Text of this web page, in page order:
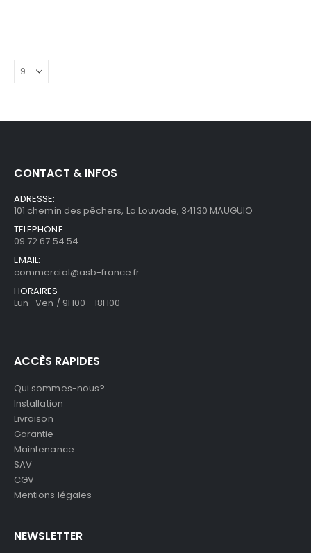
CONTACT & INFOS
ADRESSE:
101 chemin des pêchers, La Louvade, 34130 MAUGUIO
TELEPHONE:
09 72 67 54 54
EMAIL:
commercial@asb-france.fr
HORAIRES
Lun- Ven / 9H00 - 18H00
ACCÈS RAPIDES
Qui sommes-nous?
Installation
Livraison
Garantie
Maintenance
SAV
CGV
Mentions légales
NEWSLETTER